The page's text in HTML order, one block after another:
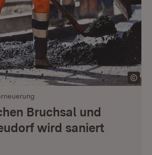
Bruchsal und
wird saniert